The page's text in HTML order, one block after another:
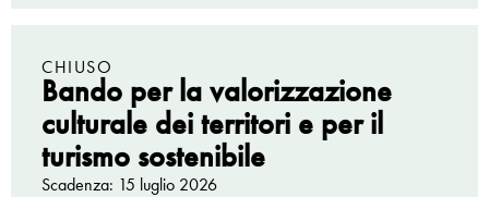
CHIUSO
Bando per la valorizzazione
culturale dei territori e per il
turismo sostenibile
Scadenza: 15 luglio 2026